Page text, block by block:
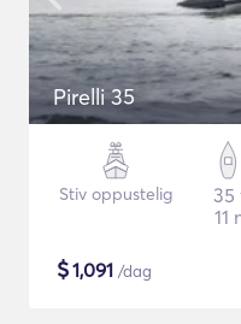
Pirelli 35
Stiv oppustelig
35
11
$1,091 /dag